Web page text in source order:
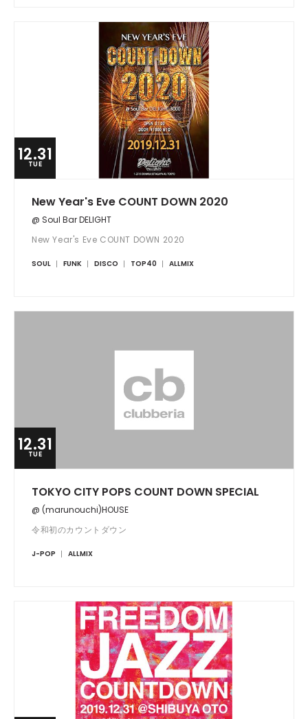
12.31
TUE
New Year's Eve COUNT DOWN 2020
@ Soul Bar DELIGHT
New Year's Eve COUNT DOWN 2020
SOUL FUNK DISCO TOP40 ALLMIX
12.31
TUE
TOKYO CITY POPS COUNT DOWN SPECIAL
@ (marunouchi)HOUSE
令和初のカウントダウン
J-POP ALLMIX